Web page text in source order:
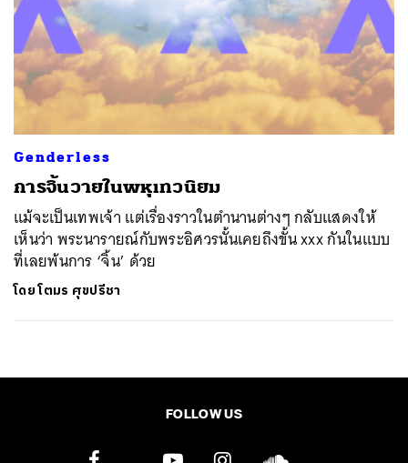
Genderless
การจิ้นวายในพหุเทวนิยม
แม้จะเป็นเทพเจ้า แต่เรื่องราวในตำนานต่างๆ กลับแสดงให้
เห็นว่า พระนารายณ์กับพระอิศวรนั้นเคยถึงขั้น xxx กันในแบบ
ที่เลยพ้นการ ‘จิ้น’ ด้วย
โดยโตมร ศุขปรีชา
FOLLOW US
ค้นหา
SHARE TWEET EMAIL